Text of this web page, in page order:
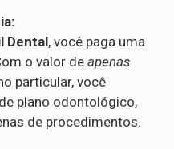
Dental, você paga uma
o valor de apenas
particular, você
de plano odontológico,
de procedimentos.